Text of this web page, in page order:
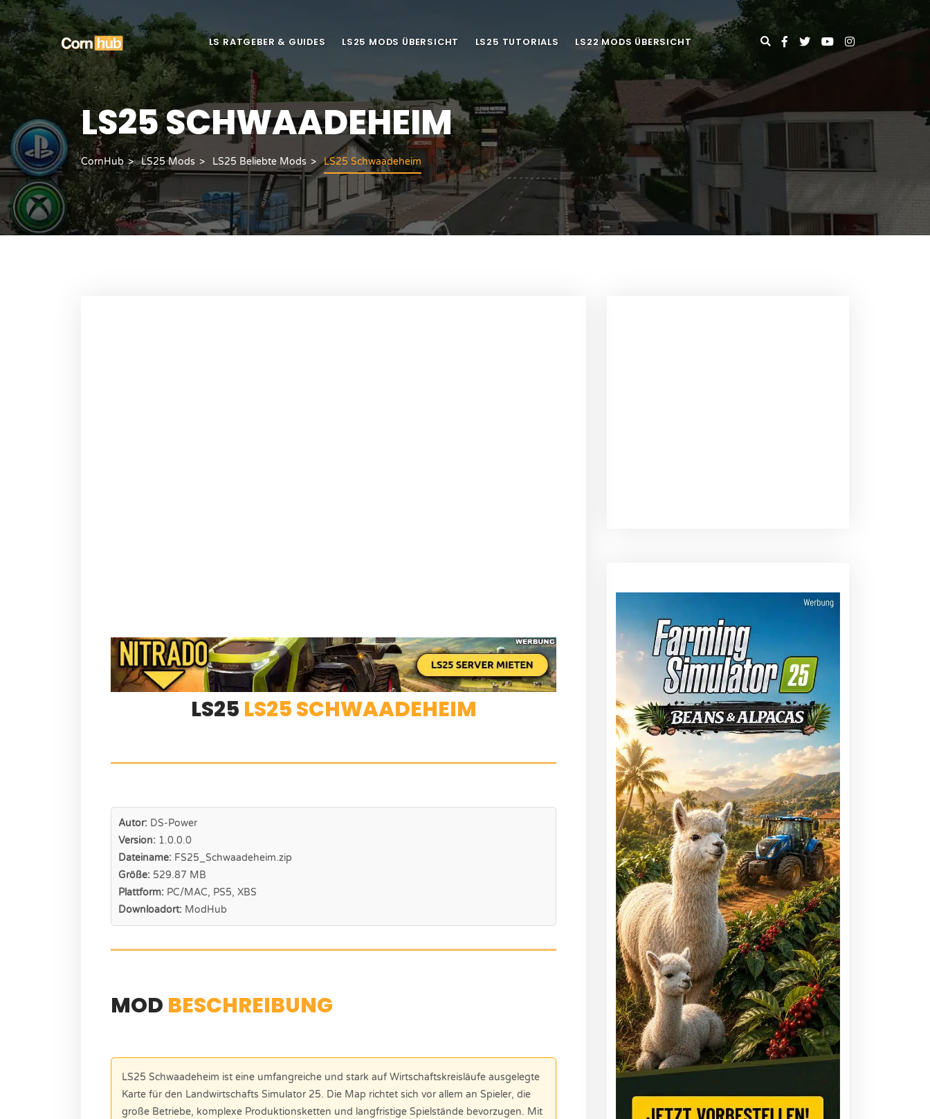
LS RATGEBER & GUIDES LS25 MODS ÜBERSICHT LS25 TUTORIALS LS22 MODS ÜBERSICHT
LS25 SCHWAADEHEIM
CornHub LS25 Mods LS25 Beliebte Mods LS25 Schwaadeheim
LS25 LS25 SCHWAADEHEIM
Autor: DS-Power
Version: 1.0.0.0
Dateiname: FS25_Schwaadeheim.zip
Größe: 529.87 MB
Plattform: PC/MAC, PS5, XBS
Downloadort: ModHub
MOD BESCHREIBUNG
LS25 Schwaadeheim ist eine umfangreiche und stark auf Wirtschaftskreisläufe ausgelegte
Karte für den Landwirtschafts Simulator 25. Die Map richtet sich vor allem an Spieler, die
große Betriebe, komplexe Produktionsketten und langfristige Spielstände bevorzugen. Mit